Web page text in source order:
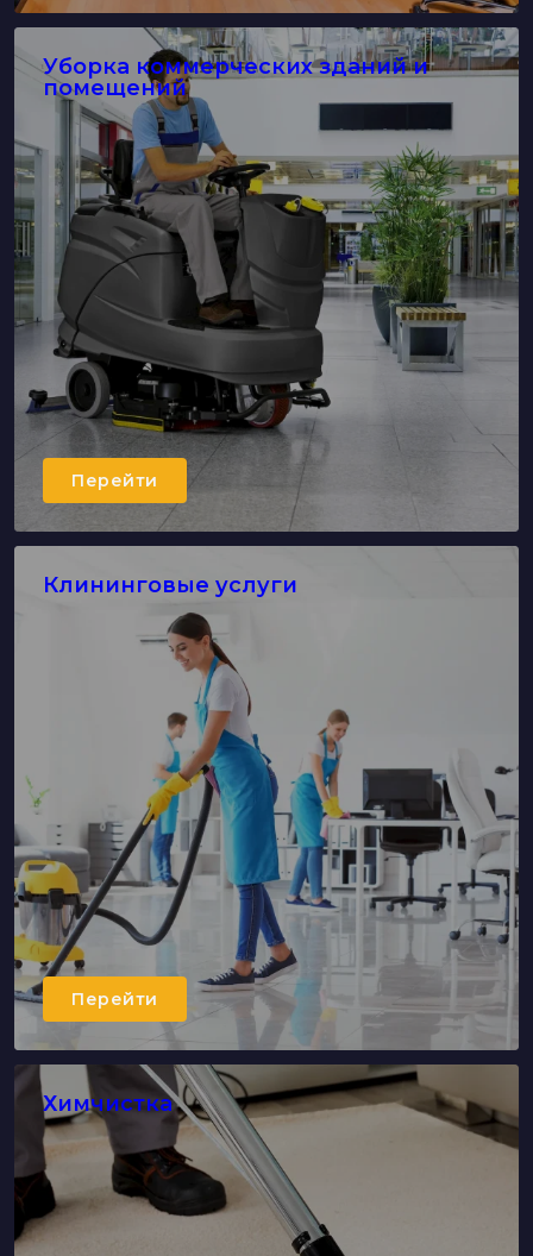
Уборка коммерческих зданий и
помещений
Перейти
Клининговые услуги
Перейти
Химчистка